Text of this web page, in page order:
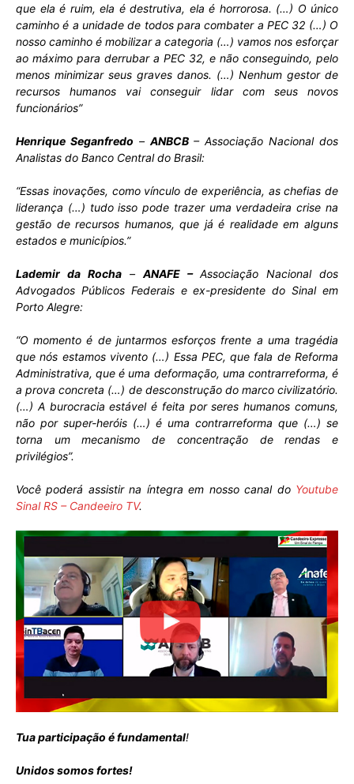
que ela é ruim, ela é destrutiva, ela é horrorosa. (…) O único
caminho é a unidade de todos para combater a PEC 32 (…) O
nosso caminho é mobilizar a categoria (…) vamos nos esforçar
ao máximo para derrubar a PEC 32, e não conseguindo, pelo
menos minimizar seus graves danos. (…) Nenhum gestor de
recursos humanos vai conseguir lidar com seus novos
funcionários”
Henrique Seganfredo – ANBCB– Associação Nacional dos
Analistas do Banco Central do Brasil:
“Essas inovações, como vínculo de experiência, as chefias de
liderança (…) tudo isso pode trazer uma verdadeira crise na
gestão de recursos humanos, que já é realidade em alguns
estados e municípios.”
Lademir da Rocha – ANAFE – Associação Nacional dos
Advogados Públicos Federais e ex-presidente do Sinal em
Porto Alegre:
“O momento é de juntarmos esforços frente a uma tragédia
que nós estamos vivento (…) Essa PEC, que fala de Reforma
Administrativa, que é uma deformação, uma contrarreforma, é
a prova concreta (…) de desconstrução do marco civilizatório.
(…) A burocracia estável é feita por seres humanos comuns,
não por super-heróis (…) é uma contrarreforma que (…) se
torna um mecanismo de concentração de rendas e
privilégios”.
Você poderá assistir na íntegra em nosso canal do Youtube
Sinal RS – Candeeiro TV.
Tua participação é fundamental!
Unidos somos fortes!